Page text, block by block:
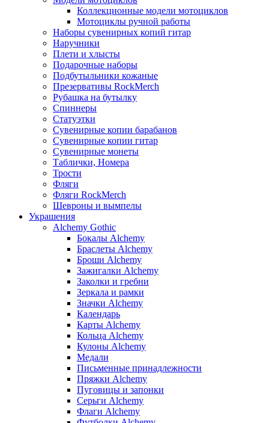
Коллекционные модели мотоциклов
Мотоциклы ручной работы
Наборы сувенирных копий гитар
Наручники
Плети и хлысты
Подарочные наборы
Подбутыльники кожаные
Презервативы RockMerch
Рубашка на бутылку
Спиннеры
Статуэтки
Сувенирные копии барабанов
Сувенирные копии гитар
Сувенирные монеты
Таблички, Номера
Трости
Фляги
Фляги RockMerch
Шевроны и вымпелы
Украшения
Alchemy Gothic
Бокалы Alchemy
Браслеты Alchemy
Броши Alchemy
Зажигалки Alchemy
Заколки и гребни
Зеркала и рамки
Значки Alchemy
Календарь
Карты Alchemy
Кольца Alchemy
Кулоны Alchemy
Медали
Письменные принадлежности
Пряжки Alchemy
Пуговицы и запонки
Серьги Alchemy
Флаги Alchemy